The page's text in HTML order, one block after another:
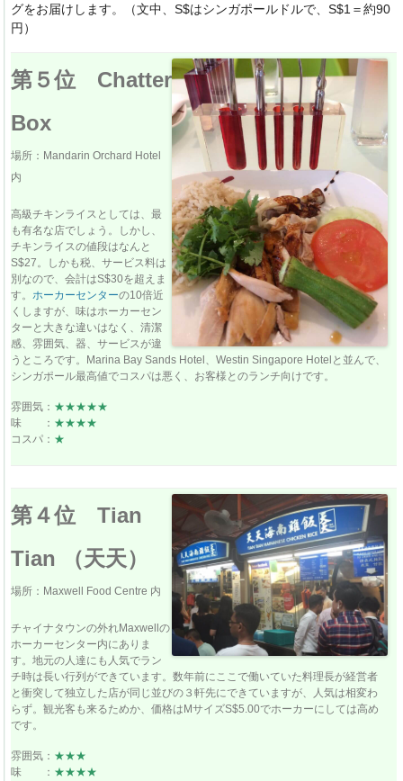
グをお届けします。（文中、S$はシンガポールドルで、S$1＝約90
円）
第５位 Chatter
Box
場所：Mandarin Orchard Hotel
内
高級チキンライスとしては、最
も有名な店でしょう。しかし、
チキンライスの値段はなんと
S$27。しかも税、サービス料は
別なので、会計はS$30を超えま
す。 ホーカーセンターの10倍近
くしますが、味はホーカーセン
ターと大きな違いはなく、清潔
感、雰囲気、器、サービスが違
うところです。Marina Bay Sands Hotel、Westin Singapore Hotelと並んで、
シンガポール最高値でコスパは悪く、お客様とのランチ向けです。
雰囲気： ★★★★★
味 ： ★★★★
コスパ： ★
第４位 Tian
Tian （天天）
場所：Maxwell Food Centre 内
チャイナタウンの外れMaxwellの
ホーカーセンター内にありま
す。地元の人達にも人気でラン
チ時は長い行列ができています。数年前にここで働いていた料理長が経営者
と衝突して独立した店が同じ並びの３軒先にできていますが、人気は相変わ
らず。観光客も来るためか、価格はMサイズS$5.00でホーカーにしては高め
です。
雰囲気： ★★★
味 ： ★★★★